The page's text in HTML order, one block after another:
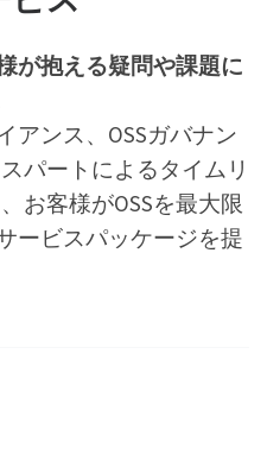
が抱える疑問や課題に
アンス、OSSガバナン
パートによるタイムリ
お客様がOSSを最大限
ービスパッケージを提